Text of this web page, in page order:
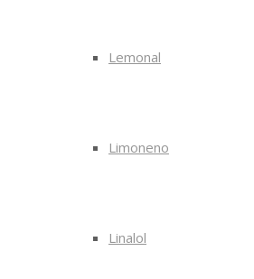
Lemonal
Limoneno
Linalol